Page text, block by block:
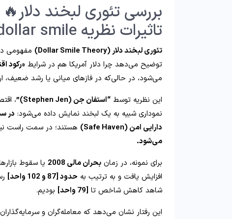
بررسی تئوری لبخند
تاثیرات نظریه dollar smile!
تئوری لبخند دلار (Dollar Smile Theory) مفهومی
توضیح می‌دهد چرا دلار آمریکا هم در شرایط «رکود
می‌شود، در حالی‌که در فازهای میانی یا رشد
این نظریه توسط “استفان جن (Stephen Jen)”
،
نموداری شبیه به یک لبخند نمایش داده می‌شود: در
دارایی امن (Safe Haven)
هستند؛ در سمت راست
می‌شود.
برای نمونه، در زمان بحران مالی 2008 یا سقوط
افزایش یافت و به ترتیب به حدود [87 و 102 واحد]
شاهد کاهش شاخص تا [79 واحد]
بودیم.
این رفتار نشان می‌دهد که معامله‌گران و سرمایه‌گذاران